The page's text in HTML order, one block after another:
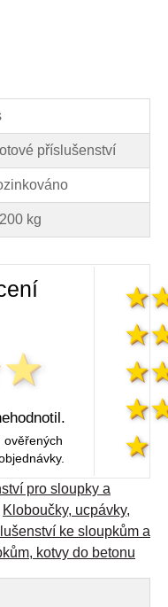
příslušenství
kg
ověřených
pro sloupky a
Kloboučky, ucpávky,
ke sloupkům a
kotvy do betonu